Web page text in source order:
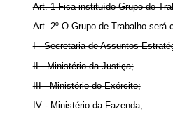
Art. 1 Fica instituído Grupo de
Art. 2º O Grupo de Trabalho será
I - Secretaria de Assuntos
II - Ministério da Justiça;
III - Ministério do Exército;
IV - Ministério da Fazenda;